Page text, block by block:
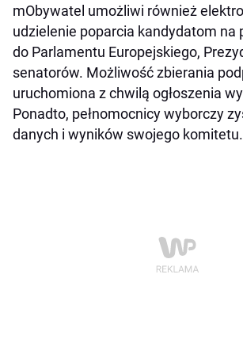
mObywatel umożliwi również
udzielenie poparcia kandydatom na
do Parlamentu Europejskiego,
senatorów. Możliwość zbierania
uruchomiona z chwilą ogłoszenia
Ponadto, pełnomocnicy wyborczy
danych i wyników swojego komitetu.